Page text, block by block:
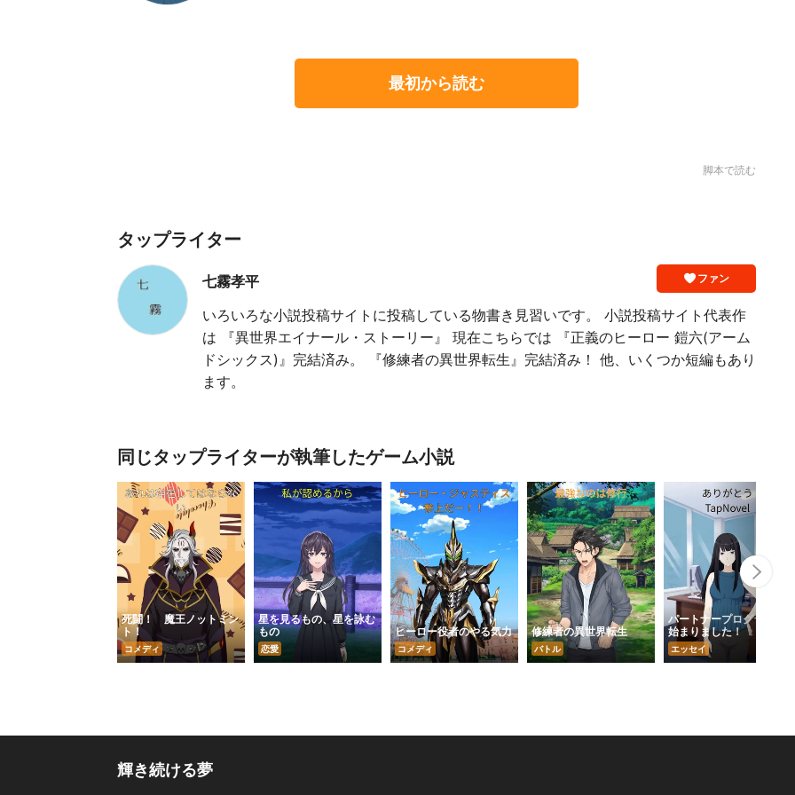
最初から読む
脚本で読む
タップライター
ファン
七霧孝平
いろいろな小説投稿サイトに投稿している物書き見習いです。 小説投稿サイト代表作
は 『異世界エイナール・ストーリー』 現在こちらでは 『正義のヒーロー 鎧六(アーム
ドシックス)』完結済み。 『修練者の異世界転生』完結済み！ 他、いくつか短編もあり
ます。
同じタップライターが執筆したゲーム小説
死闘！ 魔王ノットミン
ト！
コメディ
星を見るもの、星を詠む
もの
恋愛
ヒーロー役者のやる気力
コメディ
修練者の異世界転生
バトル
パートナープログラムが
始まりました！
エッセイ
輝き続ける夢